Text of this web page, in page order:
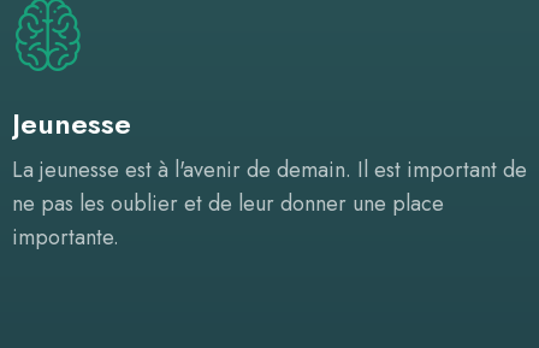
Jeunesse
La jeunesse est à l'avenir de demain. Il est important de
ne pas les oublier et de leur donner une place
importante.